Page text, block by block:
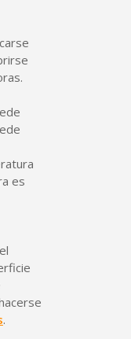
es
.